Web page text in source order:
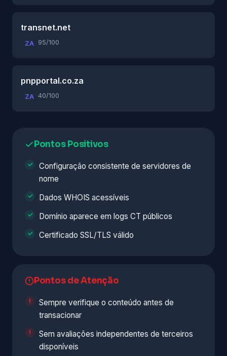
transnet.net
ZA 95/100
pnpportal.co.za
ZA 40/100
Pontos Positivos
Configuração consistente de servidores de
nome
Dados WHOIS acessíveis
Domínio aparece em logs CT públicos
Certificado SSL/TLS válido
Pontos de Atenção
Sempre verifique o conteúdo antes de
transacionar
Sem avaliações independentes de terceiros
disponíveis